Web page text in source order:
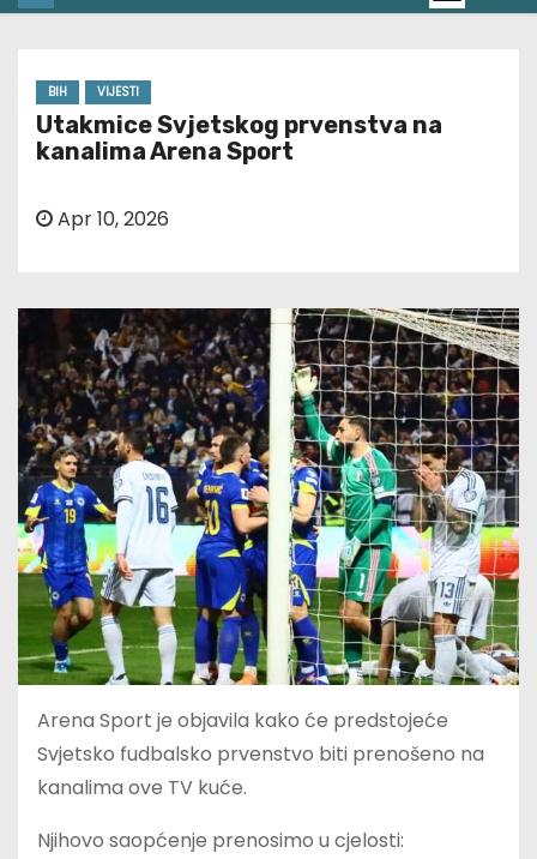
BIH VIJESTI
Utakmice Svjetskog prvenstva na
kanalima Arena Sport
Apr 10, 2026
Arena Sport je objavila kako će predstojeće
Svjetsko fudbalsko prvenstvo biti prenošeno na
kanalima ove TV kuće.
Njihovo saopćenje prenosimo u cjelosti: